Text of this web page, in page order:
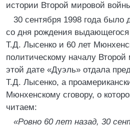
истории Второй мировой
30 сентября 1998 года
со дня рождения выдающегося
Т.Д. Лысенко и 60 лет
политическому началу
этой дате «Дуэль» отдала
Т.Д. Лысенко, а
Мюнхенскому сговору, о
читаем:
«Ровно 60 лет назад, 30